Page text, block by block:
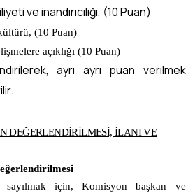
ve inandırıcılığı, (10 Puan)
(10 Puan)
açıklığı (10 Puan)
ayrı ayrı puan verilmek
DEĞERLENDİRİLMESİ, İLANI VE
sayılmak için, Komisyon başkan ve